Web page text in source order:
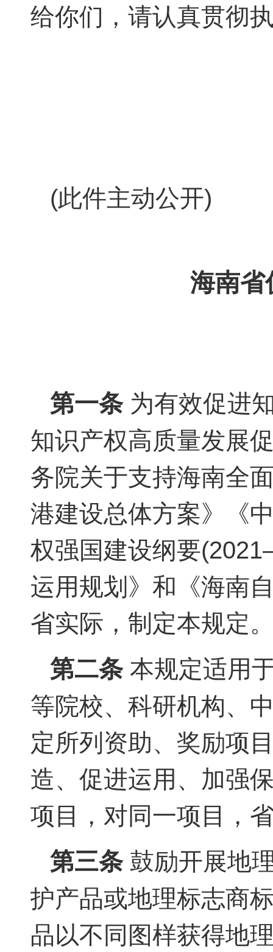
给你们，请认真贯彻
(此件主动公开)
海南省
第一条为有效促进
知识产权高质量发展
务院关于支持海南全
港建设总体方案》《
权强国建设纲要
运用规划》和《海南
省实际，制定本规定
第二条本规定适用
等院校、科研机构、
定所列资助、奖励项
造、促进运用、加强
项目，对同一项目，
第三条鼓励开展地
护产品或地理标志商
品以不同图样获得地